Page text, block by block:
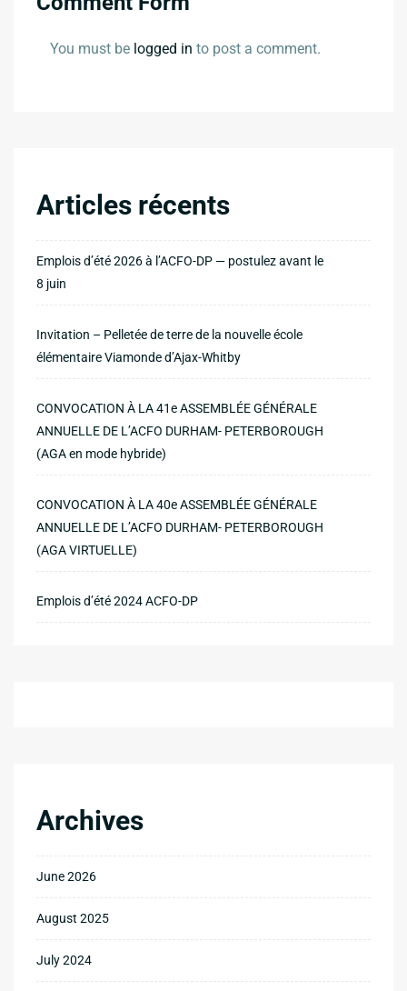
You must be logged in to post a comment.
Articles récents
Emplois d’été 2026 à l’ACFO-DP — postulez avant le
8 juin
Invitation – Pelletée de terre de la nouvelle école
élémentaire Viamonde d’Ajax-Whitby
CONVOCATION À LA 41e ASSEMBLÉE GÉNÉRALE
ANNUELLE DE L’ACFO DURHAM- PETERBOROUGH
(AGA en mode hybride)
CONVOCATION À LA 40e ASSEMBLÉE GÉNÉRALE
ANNUELLE DE L’ACFO DURHAM- PETERBOROUGH
(AGA VIRTUELLE)
Emplois d’été 2024 ACFO-DP
Archives
June 2026
August 2025
July 2024